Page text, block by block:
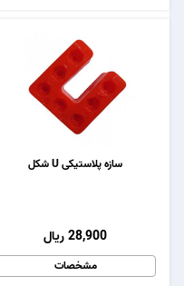
سازه پلاستیکی U شکل
28,900 ریال
مشخصات